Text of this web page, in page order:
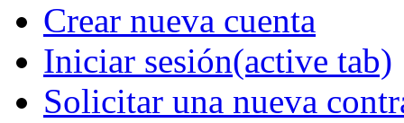
Crear nueva cuenta
Iniciar sesión(active tab)
Solicitar una nueva